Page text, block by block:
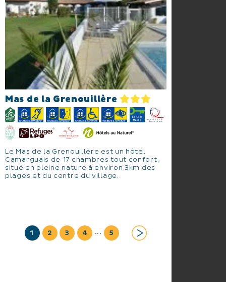
Mas de la Grenouillère
Le Mas de la Grenouillère est un hôtel
Camarguais de 17 chambres tout confort,
situé en pleine nature à environ 3km des
plages et du centre du village.
1 2 3 4 ... 5